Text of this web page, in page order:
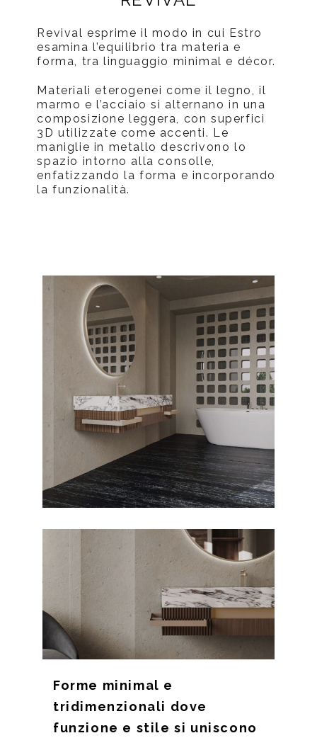
Revival esprime il modo in cui Estro
esamina l’equilibrio tra materia e
forma, tra linguaggio minimal e décor.
Materiali eterogenei come il legno, il
marmo e l’acciaio si alternano in una
composizione leggera, con superfici
3D utilizzate come accenti. Le
maniglie in metallo descrivono lo
spazio intorno alla consolle,
enfatizzando la forma e incorporando
la funzionalità.
Forme minimal e
tridimenzionali dove
funzione e stile si uniscono